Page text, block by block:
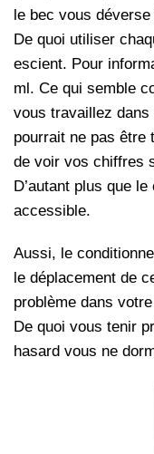
le bec vous
De quoi utiliser
escient. Pour
ml. Ce qui semble
vous travaillez
pourrait ne pas être
de voir vos chiffres
D’autant plus que
accessible.
Aussi, le
le déplacement de
problème dans
De quoi vous tenir
hasard vous ne